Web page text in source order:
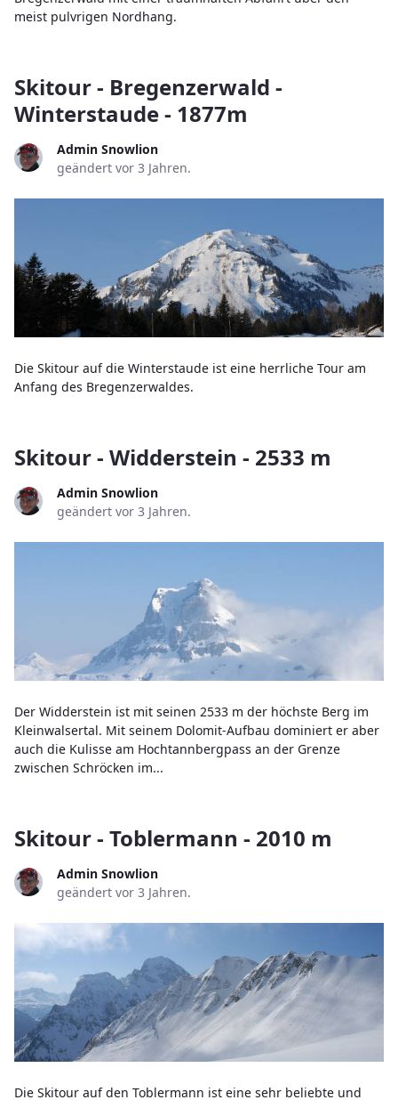
meist pulvrigen Nordhang.
Skitour - Bregenzerwald -
Winterstaude - 1877m
Admin Snowlion
geändert vor 3 Jahren.
Die Skitour auf die Winterstaude ist eine herrliche Tour am
Anfang des Bregenzerwaldes.
Skitour - Widderstein - 2533 m
Admin Snowlion
geändert vor 3 Jahren.
Der Widderstein ist mit seinen 2533 m der höchste Berg im
Kleinwalsertal. Mit seinem Dolomit-Aufbau dominiert er aber
auch die Kulisse am Hochtannbergpass an der Grenze
zwischen Schröcken im...
Skitour - Toblermann - 2010 m
Admin Snowlion
geändert vor 3 Jahren.
Die Skitour auf den Toblermann ist eine sehr beliebte und